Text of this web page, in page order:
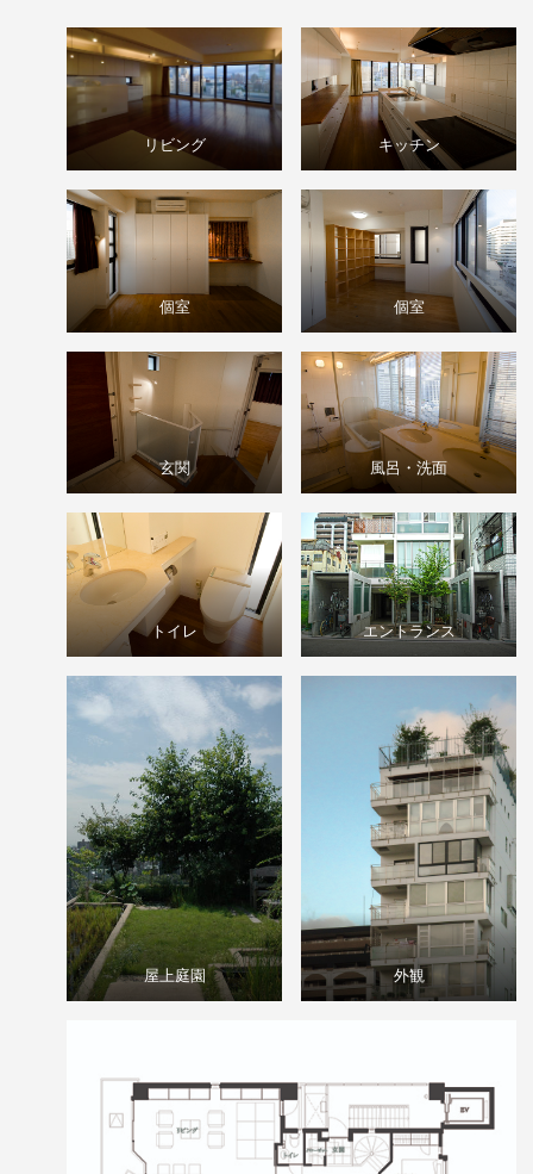
リビング キッチン
個室 個室
玄関 風呂・洗面
トイレ エントランス
屋上庭園 外観